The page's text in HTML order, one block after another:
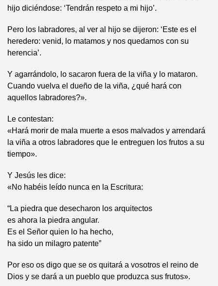
hijo diciéndose: ‘Tendrán respeto a mi hijo’.
Pero los labradores, al ver al hijo se dijeron: ‘Este es el
heredero: venid, lo matamos y nos quedamos con su
herencia’.
Y agarrándolo, lo sacaron fuera de la viña y lo mataron.
Cuando vuelva el dueño de la viña, ¿qué hará con
aquellos labradores?».
Le contestan:
«Hará morir de mala muerte a esos malvados y arrendará
la viña a otros labradores que le entreguen los frutos a su
tiempo».
Y Jesús les dice:
«No habéis leído nunca en la Escritura:
“La piedra que desecharon los arquitectos
es ahora la piedra angular.
Es el Señor quien lo ha hecho,
ha sido un milagro patente”
Por eso os digo que se os quitará a vosotros el reino de
Dios y se dará a un pueblo que produzca sus frutos».